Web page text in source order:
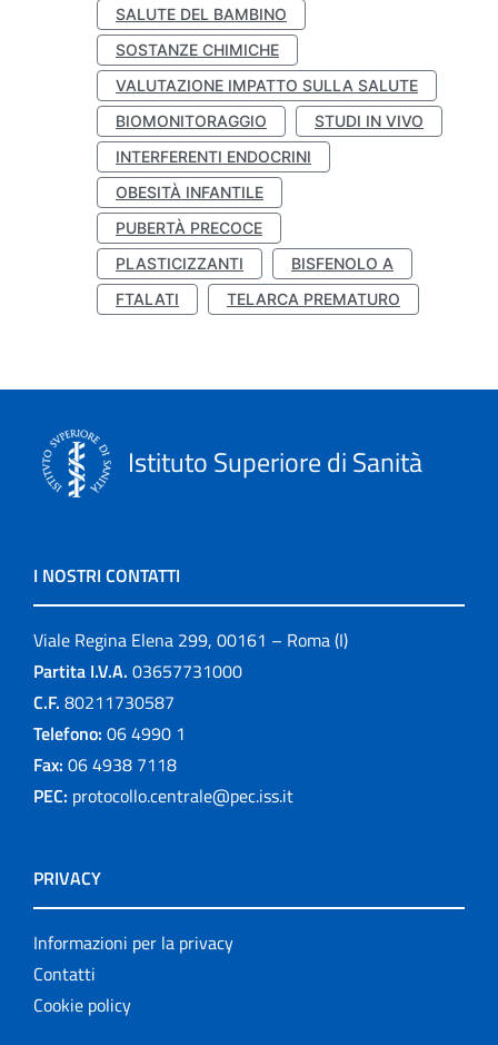
SALUTE DEL BAMBINO
SOSTANZE CHIMICHE
VALUTAZIONE IMPATTO SULLA SALUTE
BIOMONITORAGGIO
STUDI IN VIVO
INTERFERENTI ENDOCRINI
OBESITÀ INFANTILE
PUBERTÀ PRECOCE
PLASTICIZZANTI
BISFENOLO A
FTALATI
TELARCA PREMATURO
Istituto Superiore di Sanità
I NOSTRI CONTATTI
Viale Regina Elena 299, 00161 – Roma (I)
Partita I.V.A. 03657731000
C.F. 80211730587
Telefono: 06 4990 1
Fax: 06 4938 7118
PEC: protocollo.centrale@pec.iss.it
PRIVACY
Informazioni per la privacy
Contatti
Cookie policy